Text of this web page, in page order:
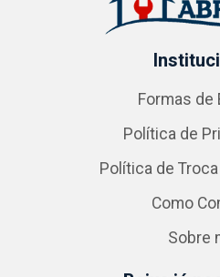
Formas de
Política de
Política de
Como
Sobre